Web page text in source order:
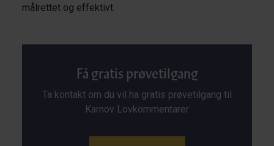
målrettet og effektivt.
Få gratis prøvetilgang
Ta kontakt om du vil ha gratis prøvetilgang til
Karnov Lovkommentarer